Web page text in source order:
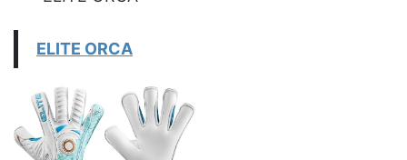
ELITE ORCA